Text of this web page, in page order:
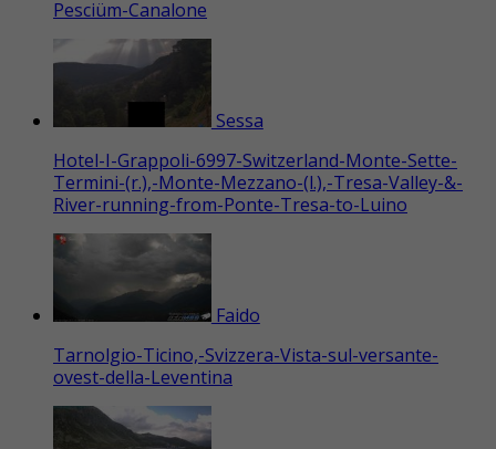
Pesciüm-Canalone
Sessa
Hotel-I-Grappoli-6997-Switzerland-Monte-Sette-
Termini-(r.),-Monte-Mezzano-(l.),-Tresa-Valley-&-
River-running-from-Ponte-Tresa-to-Luino
Faido
Tarnolgio-Ticino,-Svizzera-Vista-sul-versante-
ovest-della-Leventina